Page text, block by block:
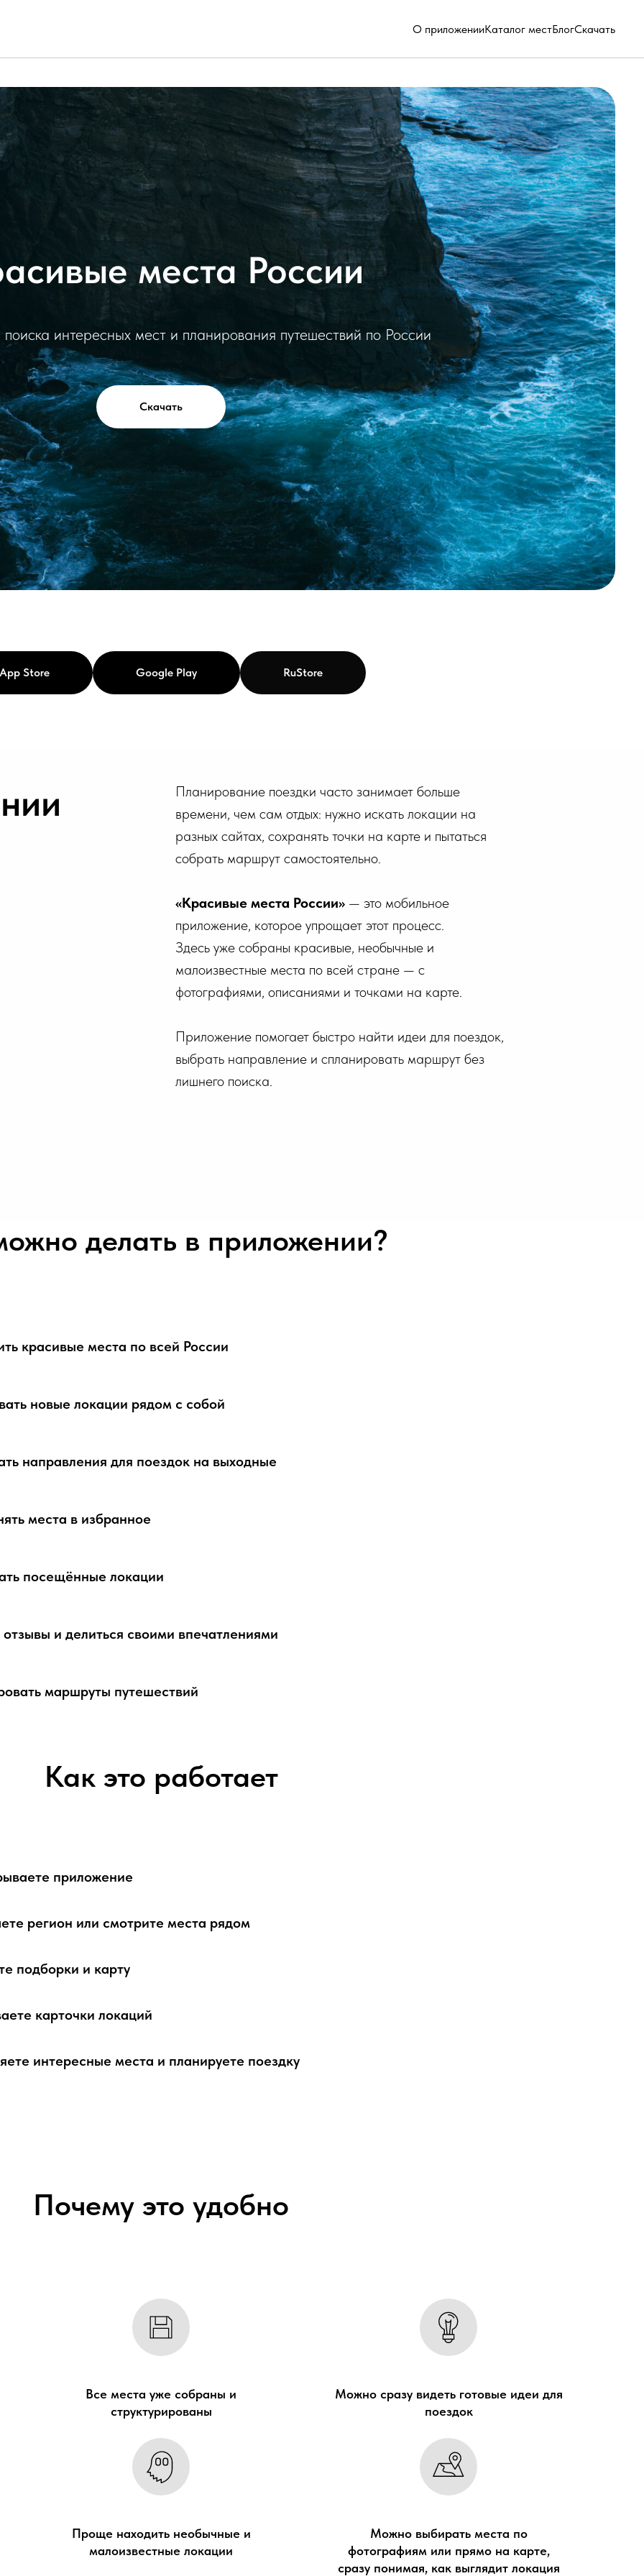
О приложенииКаталог местБлогСкачать
места России
интересных мест и планирования путешествий по России
Скачать
App Store Google Play RuStore
Планирование поездки часто занимает больше
времени, чем сам отдых: нужно искать локации на
разных сайтах, сохранять точки на карте и пытаться
собрать маршрут самостоятельно.
«Красивые места России» — это мобильное
приложение, которое упрощает этот процесс.
Здесь уже собраны красивые, необычные и
малоизвестные места по всей стране — с
фотографиями, описаниями и точками на карте.
Приложение помогает быстро найти идеи для поездок,
выбрать направление и спланировать маршрут без
лишнего поиска.
делать в приложении?
красивые места по всей России
новые локации рядом с собой
направления для поездок на выходные
места в избранное
посещённые локации
отзывы и делиться своими впечатлениями
маршруты путешествий
Как это работает
приложение
регион или смотрите места рядом
подборки и карту
карточки локаций
интересные места и планируете поездку
Почему это удобно
Все места уже собраны и
структурированы
Можно сразу видеть готовые идеи для
поездок
Проще находить необычные и
малоизвестные локации
Можно выбирать места по
фотографиям или прямо на карте,
сразу понимая, как выглядит локация